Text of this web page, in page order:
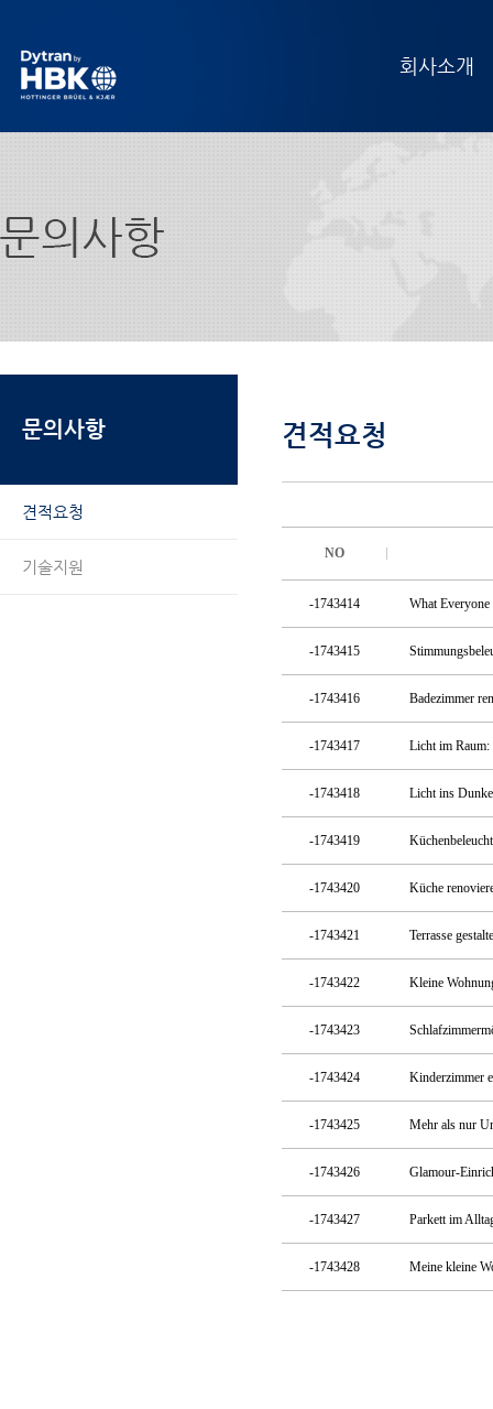
회사소개
문의사항
견적요청
기술지원
견적요청
NO
-1743414 What
-1743415
-1743416 Badezimmer
-1743417 Licht im
-1743418 Licht ins
-1743419
-1743420 Küche
-1743421 Terrasse
-1743422 Kleine
-1743423
-1743424 Kinderzimmer
-1743425 Mehr als nur
-1743426 Glamour-
-1743427 Parkett im
-1743428 Meine kleine